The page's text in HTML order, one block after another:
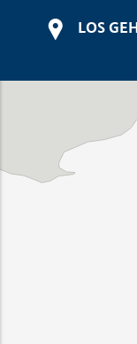
LOS